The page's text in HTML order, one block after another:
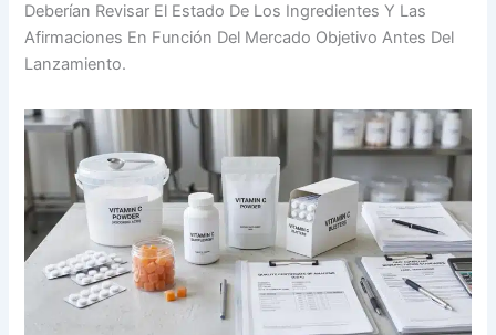
Deberían Revisar El Estado De Los Ingredientes Y Las
Afirmaciones En Función Del Mercado Objetivo Antes Del
Lanzamiento.